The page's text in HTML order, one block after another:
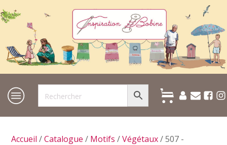
Accueil /Catalogue / Motifs /Végétaux/ 507 -